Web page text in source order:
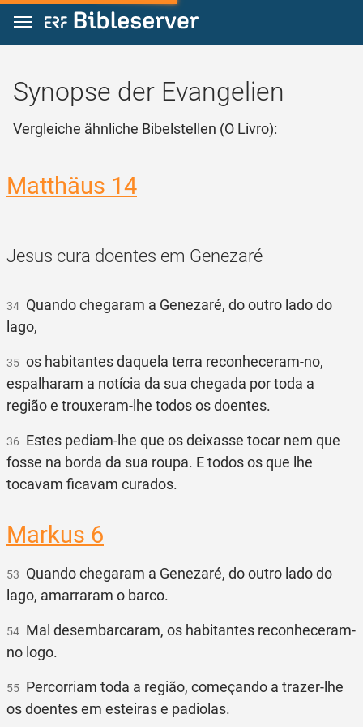
Zum Inhalt springen
Synopse der Evangelien
Vergleiche ähnliche Bibelstellen (O Livro):
Matthäus 14
Jesus cura doentes em Genezaré
34 Quando chegaram a Genezaré, do outro lado do
lago,
35 os habitantes daquela terra reconheceram-no,
espalharam a notícia da sua chegada por toda a
região e trouxeram-lhe todos os doentes.
36 Estes pediam-lhe que os deixasse tocar nem que
fosse na borda da sua roupa. E todos os que lhe
tocavam ficavam curados.
Markus 6
53 Quando chegaram a Genezaré, do outro lado do
lago, amarraram o barco.
54 Mal desembarcaram, os habitantes reconheceram-
no logo.
55 Percorriam toda a região, começando a trazer-lhe
os doentes em esteiras e padiolas.